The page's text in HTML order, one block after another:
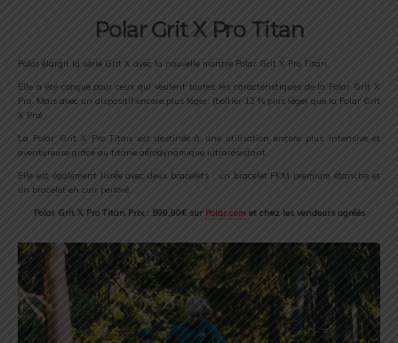
Polar Grit X Pro Titan
Polar élargit la série Grit X avec la nouvelle montre Polar Grit X Pro Titan.
Elle a été conçue pour ceux qui veulent toutes les caractéristiques de la Polar Grit X
Pro. Mais avec un dispositif encore plus léger. (boîtier 12 % plus léger que la Polar Grit
X Pro).
La Polar Grit X Pro Titan est destinée à une utilisation encore plus intensive et
aventureuse grâce au titane aérodynamique ultrarésistant.
Elle est également livrée avec deux bracelets : un bracelet FKM premium étanche et
un bracelet en cuir perforé.
Polar Grit X Pro Titan Prix : 599,90€ sur Polar.com et chez les vendeurs agréés